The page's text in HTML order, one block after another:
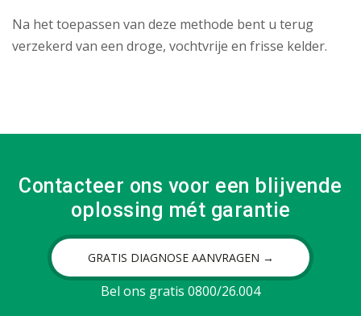
Na het toepassen van deze methode bent u terug
verzekerd van een droge, vochtvrije en frisse kelder.
Contacteer ons voor een blijvende
oplossing mét garantie
GRATIS DIAGNOSE AANVRAGEN →
Bel ons gratis 0800/26.004